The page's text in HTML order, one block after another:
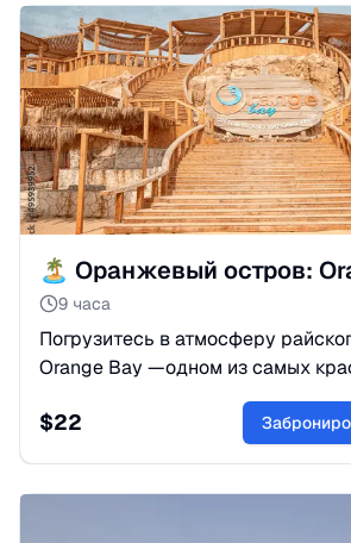
9 часа
Погрузитесь в атмосферу
Orange Bay —одном из самых
Красного моря с белоснежным
водой и уединёнными пляжами.
$22